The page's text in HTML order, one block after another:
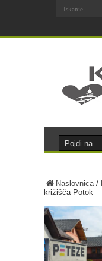
Naslovnica/
križišča Potok